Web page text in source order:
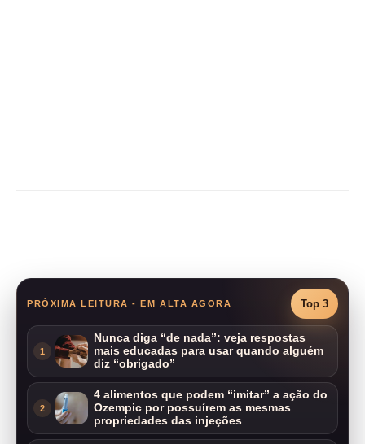
PRÓXIMA LEITURA - EM ALTA AGORA Top 3
1
Nunca diga “de nada”: veja respostas
mais educadas para usar quando alguém
diz “obrigado”
2
4 alimentos que podem “imitar” a ação do
Ozempic por possuírem as mesmas
propriedades das injeções